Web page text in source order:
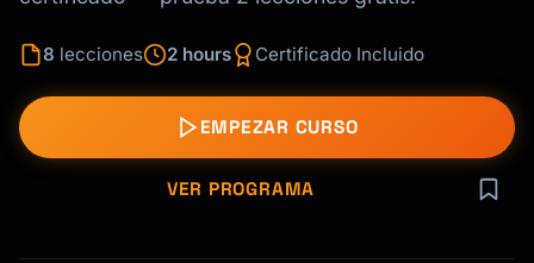
8 lecciones 2 hours Certificado Incluido
EMPEZAR CURSO
VER PROGRAMA